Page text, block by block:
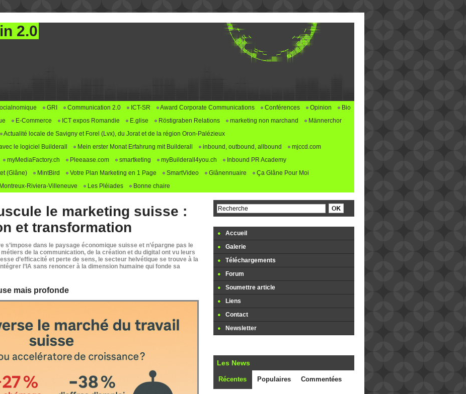
2.0
GRI Communication 2.0 ICT-SR Award Corporate Communications Conférences Opinion
Bio
E-Commerce ICT expos Romandie E.glise Röstigraben Relations marketing non marchand
Männerchor
Actualité locale de Savigny et Forel (Lvx), du Jorat et de la région Oron-Palézieux
le logiciel Builderall
Mein erster Monat Erfahrung mit Builderall inbound, outbound, allbound
mjccd.com
myMediaFactory.ch Pleeaase.com smartketing myBuilderall4you.ch
Inbound PR Academy
(Glâne)
MintBird Votre Plan Marketing en 1 Page SmartVideo Glânennuaire
Ça Glâne Pour Moi
Riviera-Villeneuve Les Pléiades Bonne chaire
le marketing suisse :
et transformation
s’impose dans le paysage économique suisse et n’épargne pas le
de la communication, de la création et du digital ont vu leurs
d’efficacité et perte de sens, le secteur helvétique se trouve à la
l’IA sans renoncer à la dimension humaine qui fonde sa
mais profonde
Accueil
Galerie
Téléchargements
Forum
Soumettre article
Liens
Contact
Newsletter
Les News
Récentes Populaires Commentées